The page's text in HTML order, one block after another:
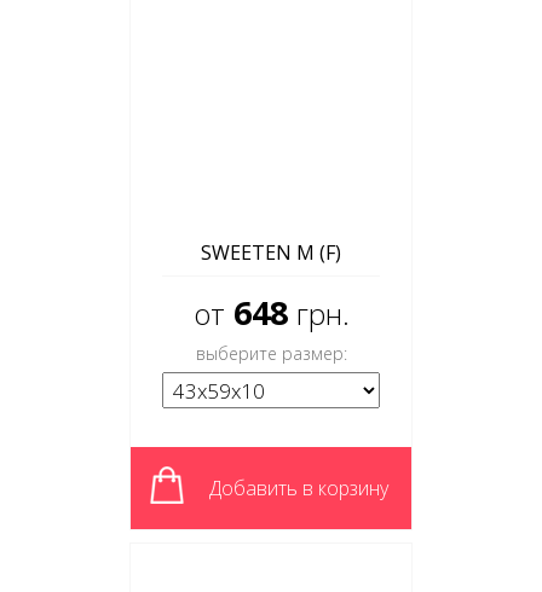
SWEETEN M (F)
от 648 грн.
выберите размер:
Добавить в корзину